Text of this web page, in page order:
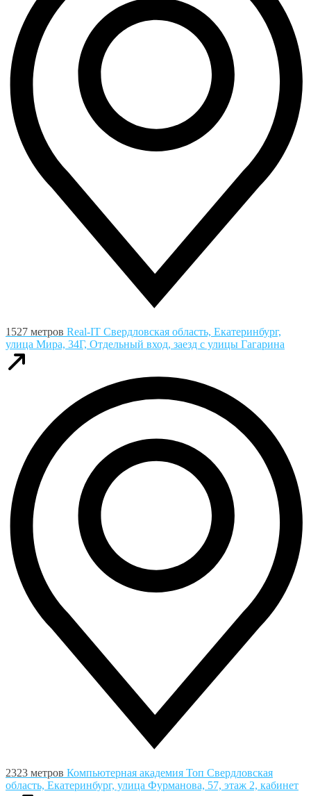
1527 метров Real-IT Свердловская область, Екатеринбург,
улица Мира, 34Г, Отдельный вход, заезд с улицы Гагарина
2323 метров Компьютерная академия Toп Свердловская
область, Екатеринбург, улица Фурманова, 57, этаж 2, кабинет